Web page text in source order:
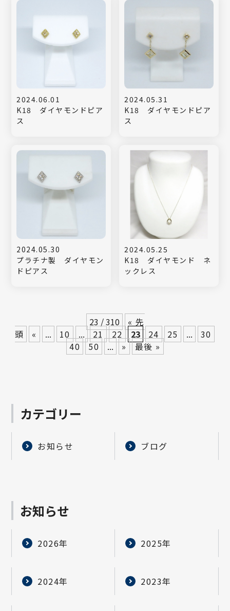
2024.06.01
K18 ダイヤモンドピア
ス
2024.05.31
K18 ダイヤモンドピア
ス
2024.05.30
プラチナ製 ダイヤモン
ドピアス
2024.05.25
K18 ダイヤモンド ネ
ックレス
23 / 310
« 先
頭
« ... 10 ... 21 22 23 24 25 ...
30
40
50 ... » 最後 »
カテゴリー
お知らせ ブログ
お知らせ
2026年 2025年
2024年 2023年